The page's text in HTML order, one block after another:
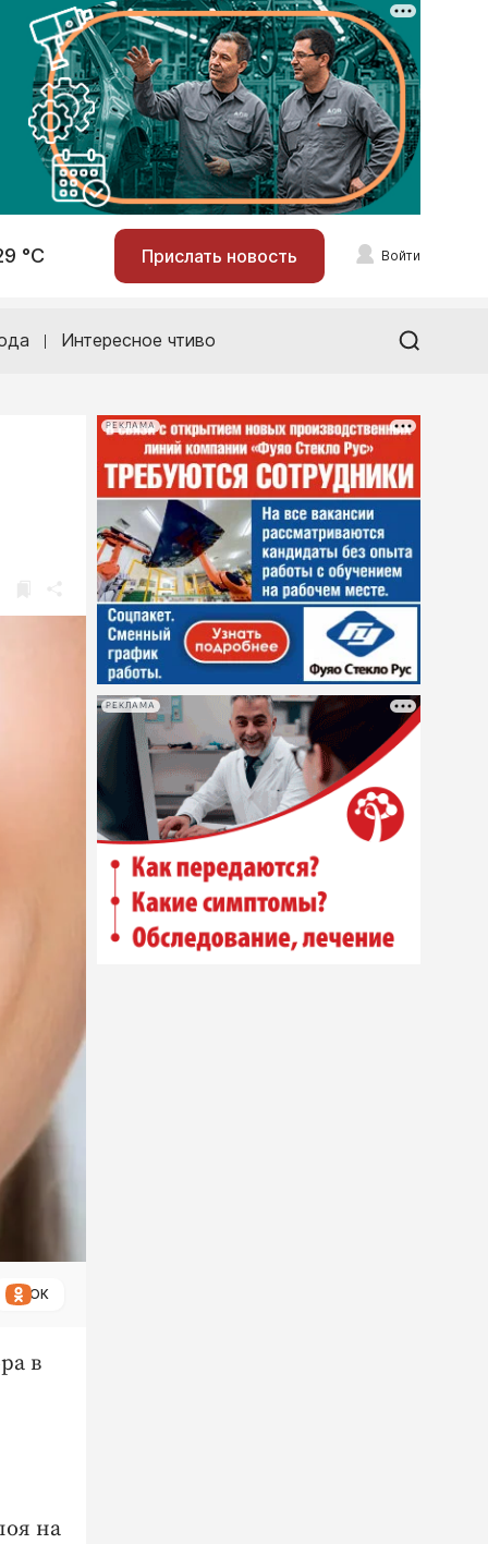
°С Прислать новость Войти
Интересное чтиво
ОК
в
на
РЕКЛАМА
РЕКЛАМА